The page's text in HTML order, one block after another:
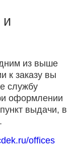
и
из выше
к заказу вы
службу
оформлении
выдачи, в
offices